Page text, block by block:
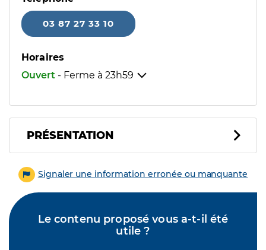
03 87 27 33 10
Horaires
Ouvert - Ferme à 23h59
PRÉSENTATION
Signaler une information erronée ou manquante
Le contenu proposé vous a-t-il été
utile ?